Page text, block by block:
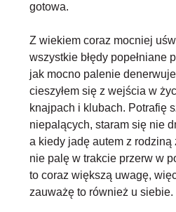
gotowa.
Z wiekiem coraz mocniej
wszystkie błędy popełniane
jak mocno palenie
cieszyłem się z wejścia w
knajpach i klubach. Potrafię
niepalących, staram się nie
a kiedy jadę autem z rodziną
nie palę w trakcie przerw w
to coraz większą uwagę,
zauważę to również u siebie.